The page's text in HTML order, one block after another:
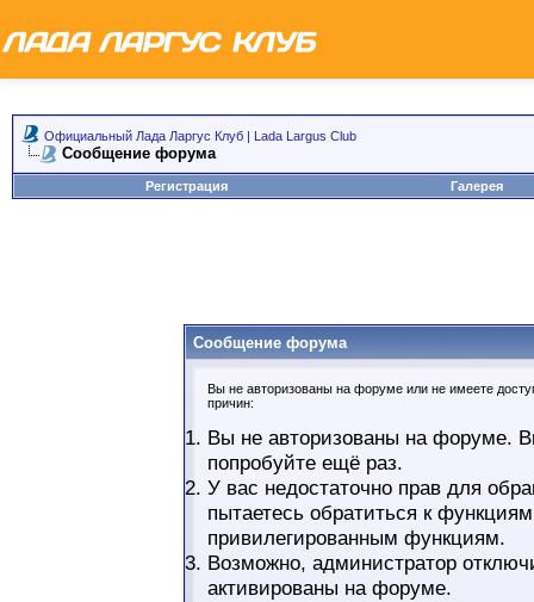
Официальный Лада Ларгус Клуб | Lada Largus Club
Сообщение форума
Регистрация Галерея
Сообщение форума
Вы не авторизованы на форуме или не имеете
причин:
Вы не авторизованы на форуме.
попробуйте ещё раз.
У вас недостаточно прав для
пытаетесь обратиться к
привилегированным функциям.
Возможно, администратор
активированы на форуме.